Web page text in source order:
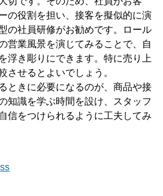
の役割を担い、接客を擬似的に演
の社員研修がお勧めです。ロール
営業風景を演じてみることで、自
浮き彫りにできます。特に売り上
させるとよいでしょう。
ときに必要になるのが、商品や接
知識を学ぶ時間を設け、スタッフ
信をつけられるように工夫してみ